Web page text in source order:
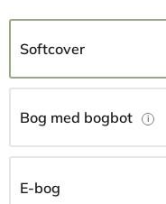
Softcover
Bog med bogbot
E-bog